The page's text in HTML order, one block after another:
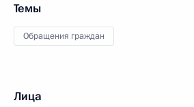
Темы
Обращения граждан
Лица